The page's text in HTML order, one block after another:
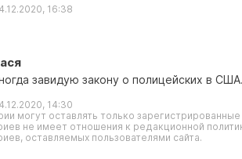
16:38
завидую закону о полицейских в
14:30
могут оставлять только
не имеет отношения к редакционной
оставляемых пользователями сайта.